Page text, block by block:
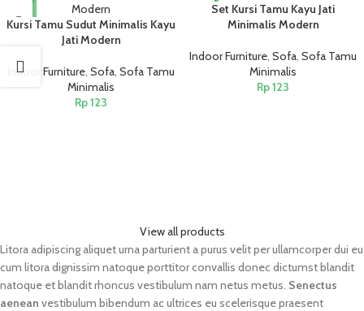
Kursi Tamu Sudut Minimalis Kayu
Jati Modern
Indoor Furniture Sofa Sofa Tamu
Minimalis
Rp123
Set Kursi Tamu Kayu Jati
Minimalis Modern
Indoor Furniture Sofa Sofa Tamu
Minimalis
Rp123
View all products
Litora adipiscing aliquet urna parturient a purus velit per ullamcorper dui eu
cum litora dignissim natoque porttitor convallis donec dictumst blandit
natoque et blandit rhoncus vestibulum nam netus metus. Senectus
aenean vestibulum bibendum ac ultrices eu scelerisque praesent